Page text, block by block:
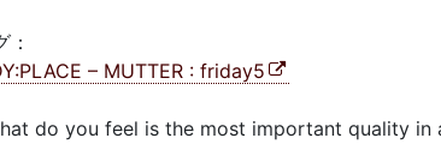
：
– MUTTER : friday5
do you feel is the most important quality in